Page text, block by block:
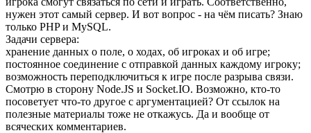
нужен этот самый сервер. И вот вопрос - на чём писать? Знаю
только PHP и MySQL.
Задачи сервера:
хранение данных о поле, о ходах, об игроках и об игре;
постоянное соединение с отправкой данных каждому игроку;
возможность переподключиться к игре после разрыва связи.
Смотрю в сторону Node.JS и Socket.IO. Возможно, кто-то
посоветует что-то другое с аргументацией? От ссылок на
полезные материалы тоже не откажусь. Да и вообще от
всяческих комментариев.